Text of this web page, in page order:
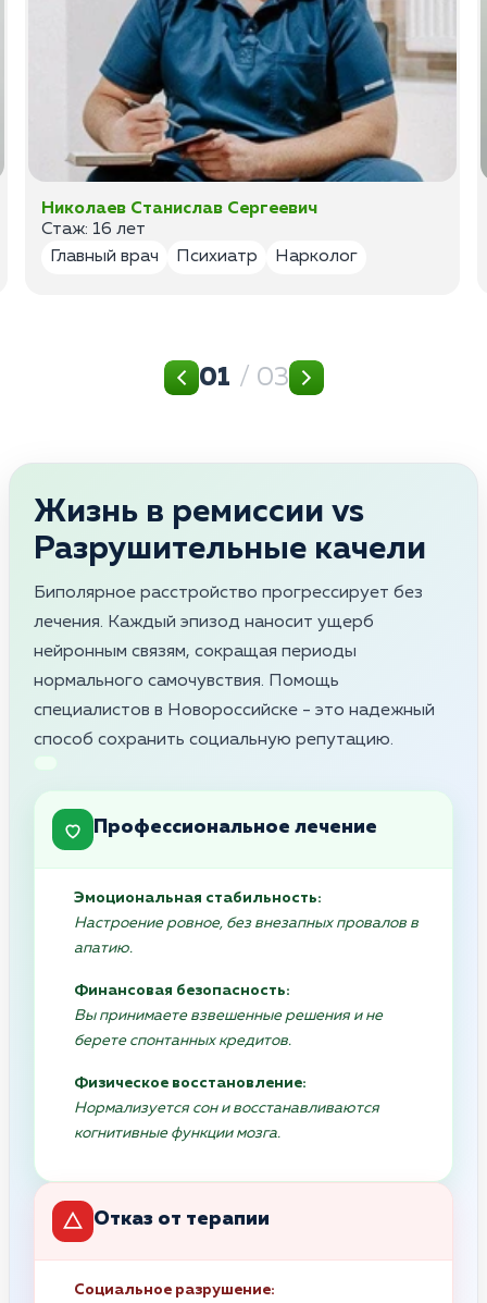
Николаев Станислав Сергеевич
Стаж: 16 лет
Главный врач
Психиатр Нарколог
01 / 03
Жизнь в ремиссии vs
Разрушительные качели
Биполярное расстройство прогрессирует без
лечения. Каждый эпизод наносит ущерб
нейронным связям, сокращая периоды
нормального самочувствия. Помощь
специалистов в Новороссийске - это надежный
способ сохранить социальную репутацию.
Профессиональное лечение
Эмоциональная стабильность:
Настроение ровное, без внезапных провалов в
апатию.
Финансовая безопасность:
Вы принимаете взвешенные решения и не
берете спонтанных кредитов.
Физическое восстановление:
Нормализуется сон и восстанавливаются
когнитивные функции мозга.
Отказ от терапии
Социальное разрушение: